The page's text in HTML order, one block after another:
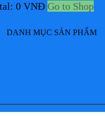
0 VNĐ Go to Shop
DANH MỤC SẢN PHẨM